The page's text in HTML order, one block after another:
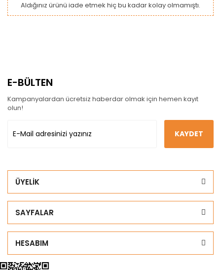
Aldığınız ürünü iade etmek hiç bu kadar kolay olmamıştı.
E-BÜLTEN
Kampanyalardan ücretsiz haberdar olmak için hemen kayıt
olun!
KAYDET
ÜYELİK
SAYFALAR
HESABIM